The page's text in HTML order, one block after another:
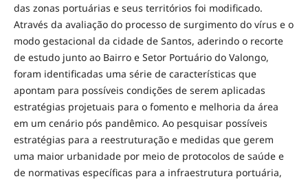
das zonas portuárias e seus territórios foi modificado.
Através da avaliação do processo de surgimento do vírus e o
modo gestacional da cidade de Santos, aderindo o recorte
de estudo junto ao Bairro e Setor Portuário do Valongo,
foram identificadas uma série de características que
apontam para possíveis condições de serem aplicadas
estratégias projetuais para o fomento e melhoria da área
em um cenário pós pandêmico. Ao pesquisar possíveis
estratégias para a reestruturação e medidas que gerem
uma maior urbanidade por meio de protocolos de saúde e
de normativas específicas para a infraestrutura portuária,